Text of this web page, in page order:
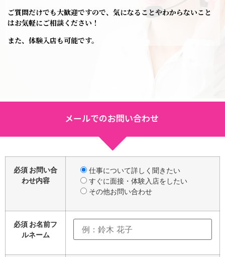
ご質問だけでも大歓迎ですので、気になることやわからないこと
はお気軽にご相談ください！
また、体験入店も可能です。
メールでのお問い合わせ
必須 お問い合
わせ内容
仕事について詳しく聞きたい
すぐに面接・体験入店をしたい
その他お問い合わせ
必須 お名前フ
ルネーム